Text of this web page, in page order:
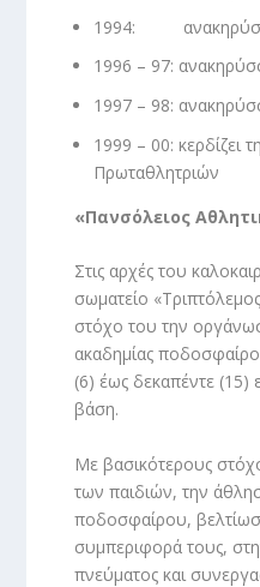
1994:
1996 – 97:
1997 – 98:
1999 – 00: κερδίζει
Πρωταθλητριών
«Πανσόλειος
Στις αρχές του
σωματείο
στόχο του την
ακαδημίας
(6) έως δεκαπέντε (15)
βάση.
Με βασικότερους
των παιδιών, την
ποδοσφαίρου,
συμπεριφορά τους,
πνεύματος και